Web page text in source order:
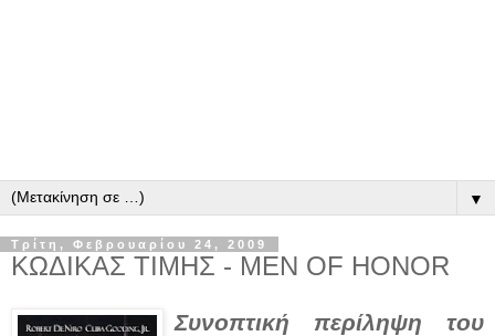
▼
Τρίτη, Φεβρουαρίου 24, 2009
ΚΩΔΙΚΑΣ ΤΙΜΗΣ - MEN OF HONOR
Συνοπτική περίληψη του